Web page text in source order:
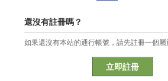
還沒有註冊嗎？
如果還沒有本站的通行帳號，請先註冊一個屬
立即註冊